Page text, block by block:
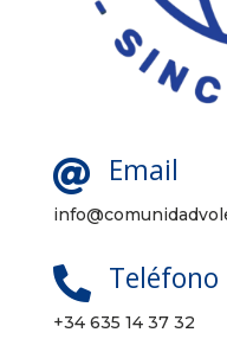
 Email
 Teléfono
+34 635 14 37 32